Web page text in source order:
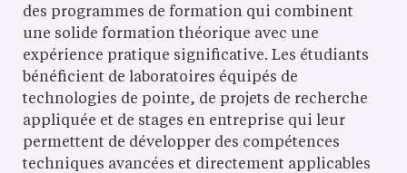
des programmes de formation qui combinent
une solide formation théorique avec une
expérience pratique significative. Les étudiants
bénéficient de laboratoires équipés de
technologies de pointe, de projets de recherche
appliquée et de stages en entreprise qui leur
permettent de développer des compétences
techniques avancées et directement applicables